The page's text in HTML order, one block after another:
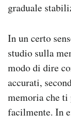
graduale
In un certo
studio sulla
modo di dire
accurati,
memoria che ti
facilmente. In